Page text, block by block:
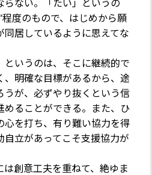
らない。「たい」というの
度のもので、はじめから願
居しているように思えてな
いうのは、そこに継続的で
、明確な目標があるから、途
うが、必ずやり抜くという信
めることができる。また、ひ
心を打ち、有り難い協力を得
自立があってこそ支援協力が
創意工夫を重ねて、絶ゆま